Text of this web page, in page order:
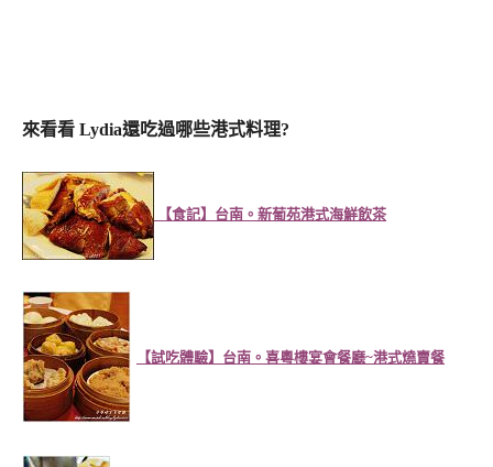
來看看 Lydia還吃過哪些港式料理?
【食記】台南。新葡苑港式海鮮飲茶
【試吃體驗】台南。喜粵樓宴會餐廳~港式燒賣餐